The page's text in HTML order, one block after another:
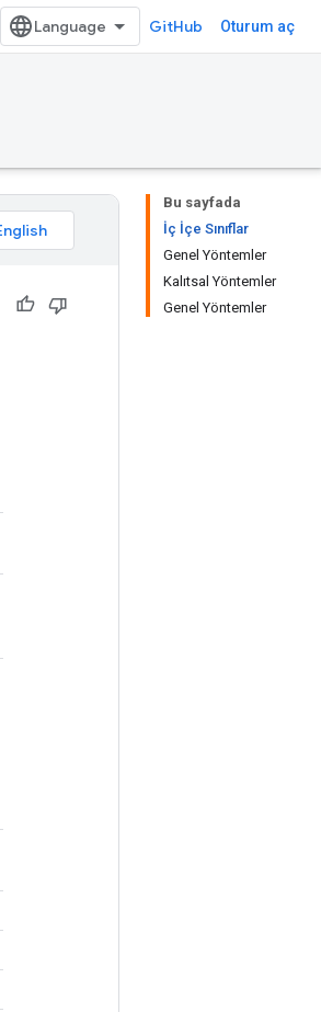
GitHub Oturum aç
Bu sayfada
İç İçe Sınıflar
Genel Yöntemler
Kalıtsal Yöntemler
Genel Yöntemler